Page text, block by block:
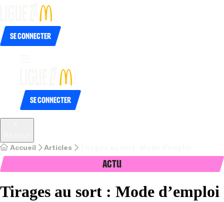
Se connecter
Se connecter
Accueil Articles
Actu
Tirages au sort : Mode d’emploi